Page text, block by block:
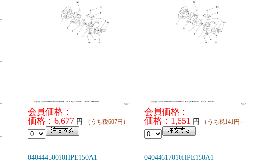
会員価格：
価格：6,677 円 （うち税607円）
会員価格：
価格：1,551 円 （うち税141円）
04044450010HPE150A1
04044617010HPE150A1